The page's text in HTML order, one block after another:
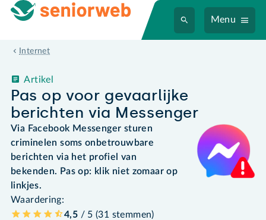
Menu
Internet
Pas op voor gevaarlijke
berichten via Messenger
Artikel
Via Facebook Messenger sturen
criminelen soms onbetrouwbare
berichten via het profiel van
bekenden. Pas op: klik niet zomaar op
linkjes.
Waardering:
4,5 / 5 (31 stemmen)